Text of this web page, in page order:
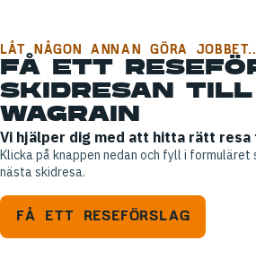
Skidor och pjäxor
bronze u. 7 år
319 449
Skidor och pjäxor
bronze (7 - 14 år)
389
Skidor och pjäxor
bronze
Skidor och pjäxor
LÅT NÅGON ANNAN GÖRA
FÅ ETT
SKIDRESAN TILL
WAGRAIN
Vi hjälper dig med att hitta rätt resa
Klicka på knappen nedan och fyll i formuläret
nästa skidresa.
FÅ ETT RESEFÖRSLAG